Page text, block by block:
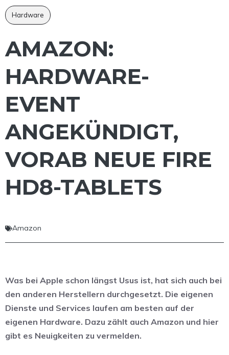
Hardware
AMAZON:
HARDWARE-
EVENT
ANGEKÜNDIGT,
VORAB NEUE FIRE
HD8-TABLETS
Amazon
Was bei Apple schon längst Usus ist, hat sich auch bei
den anderen Herstellern durchgesetzt. Die eigenen
Dienste und Services laufen am besten auf der
eigenen Hardware. Dazu zählt auch Amazon und hier
gibt es Neuigkeiten zu vermelden.